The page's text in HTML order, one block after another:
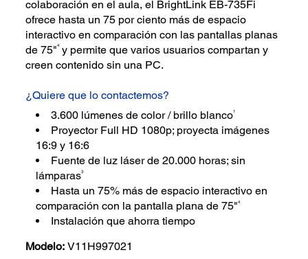
colaboración en el aula, el BrightLink EB-735Fi
ofrece hasta un 75 por ciento más de espacio
interactivo en comparación con las pantallas planas
de 75"4 y permite que varios usuarios compartan y
creen contenido sin una PC.
¿Quiere que lo contactemos?
3.600 lúmenes de color / brillo blanco1
Proyector Full HD 1080p; proyecta imágenes
16:9 y 16:6
Fuente de luz láser de 20.000 horas; sin
lámparas3
Hasta un 75% más de espacio interactivo en
comparación con la pantalla plana de 75"4
Instalación que ahorra tiempo
Modelo: V11H997021